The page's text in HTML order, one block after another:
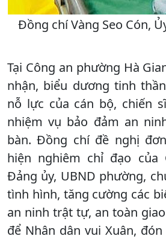
Đồng chí Vàng Seo Cón,
Tại Công an phường Hà
nhận, biểu dương tinh
nỗ lực của cán bộ, chiến
nhiệm vụ bảo đảm an
bàn. Đồng chí đề nghị
hiện nghiêm chỉ đạo của
Đảng ủy, UBND phường,
tình hình, tăng cường các
an ninh trật tự, an toàn
để Nhân dân vui Xuân,